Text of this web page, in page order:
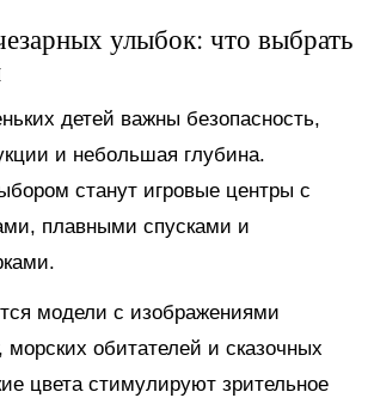
улыбок: что выбрать
детей важны безопасность,
и небольшая глубина.
станут игровые центры с
плавными спусками и
модели с изображениями
морских обитателей и сказочных
цвета стимулируют зрительное